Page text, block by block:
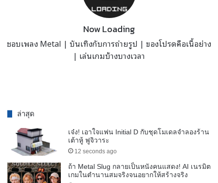
Now Loading
ชอบเพลง Metal | บันเทิงกับการถ่ายรูป | ของโปรดคือเนื้อย่าง
| เล่นเกมบ้างบางเวลา
ล่าสุด
เจ๋ง! เอาใจแฟน Initial D กับชุดโมเดลจำลองร้าน
เต้าหู้ ฟูจิวาระ
12 seconds ago
ถ้า Metal Slug กลายเป็นหนังคนแสดง! AI เนรมิต
เกมในตำนานสมจริงจนอยากให้สร้างจริง